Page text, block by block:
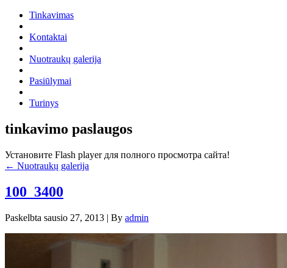
Tinkavimas
Kontaktai
Nuotraukų galerija
Pasiūlymai
Turinys
tinkavimo paslaugos
Установите Flash player для полного просмотра сайта!
← Nuotraukų galerija
100_3400
Paskelbta sausio 27, 2013 | By admin